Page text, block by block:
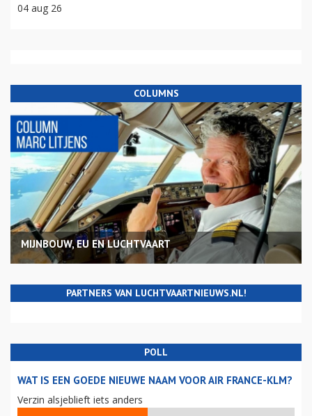
04 aug 26
COLUMNS
MIJNBOUW, EU EN LUCHTVAART
PARTNERS VAN LUCHTVAARTNIEUWS.NL!
POLL
WAT IS EEN GOEDE NIEUWE NAAM VOOR AIR FRANCE-KLM?
Verzin alsjeblieft iets anders